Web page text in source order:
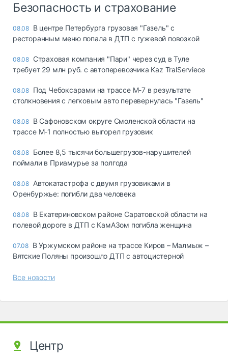
Безопасность и страхование
08.08 В центре Петербурга грузовая "Газель" с
ресторанным меню попала в ДТП с гужевой повозкой
08.08 Страховая компания "Пари" через суд в Туле
требует 29 млн руб. с автоперевозчика Kaz TralServiece
08.08 Под Чебоксарами на трассе М-7 в результате
столкновения с легковым авто перевернулась "Газель"
08.08 В Сафоновском округе Смоленской области на
трассе М-1 полностью выгорел грузовик
08.08 Более 8,5 тысячи большегрузов-нарушителей
поймали в Приамурье за полгода
08.08 Автокатастрофа с двумя грузовиками в
Оренбуржье: погибли два человека
08.08 В Екатериновском районе Саратовской области на
полевой дороге в ДТП с КамАЗом погибла женщина
07.08 В Уржумском районе на трассе Киров – Малмыж –
Вятские Поляны произошло ДТП с автоцистерной
Все новости
Центр